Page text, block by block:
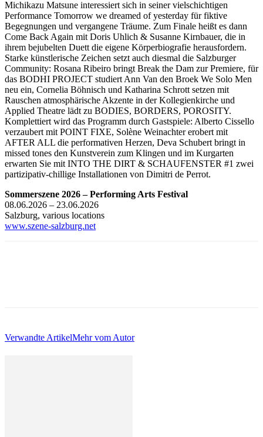
Michikazu Matsune interessiert sich in seiner vielschichtigen
Performance Tomorrow we dreamed of yesterday für fiktive
Begegnungen und vergangene Träume. Zum Finale heißt es dann
Come Back Again mit Doris Uhlich & Susanne Kirnbauer, die in
ihrem bejubelten Duett die eigene Körperbiografie herausfordern.
Starke künstlerische Zeichen setzt auch diesmal die Salzburger
Community: Rosana Ribeiro bringt Break the Dam zur Premiere, für
das BODHI PROJECT studiert Ann Van den Broek We Solo Men
neu ein, Cornelia Böhnisch und Katharina Schrott setzen mit
Rauschen atmosphärische Akzente in der Kollegienkirche und
Applied Theatre lädt zu BODIES, BORDERS, POROSITY.
Komplettiert wird das Programm durch Gastspiele: Alberto Cissello
verzaubert mit POINT FIXE, Solène Weinachter erobert mit
AFTER ALL die performativen Herzen, Deva Schubert bringt in
missed tones den Kunstverein zum Klingen und im Kurgarten
erwarten Sie mit INTO THE DIRT & SCHAUFENSTER #1 zwei
partizipativ-chillige Installationen von Dimitri de Perrot.
Sommerszene 2026 – Performing Arts Festival
08.06.2026 – 23.06.2026
Salzburg, various locations
www.szene-salzburg.net
Verwandte ArtikelMehr vom Autor